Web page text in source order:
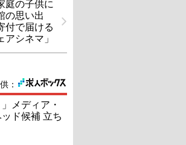
庭の子供に
の思い出
付で届ける
アシネマ」
：
メディア・
ド候補 立ち